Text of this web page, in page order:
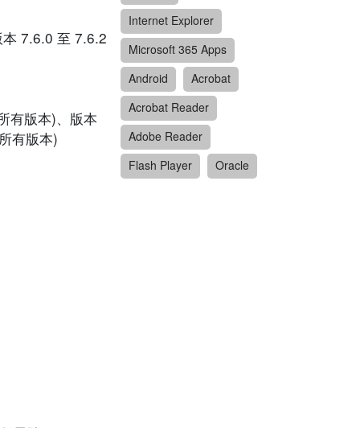
7.6.0 至 7.6.2
有版本)、版本
有版本)
Internet Explorer
Microsoft 365 Apps
Android
Acrobat
Acrobat Reader
Adobe Reader
Flash Player
Oracle